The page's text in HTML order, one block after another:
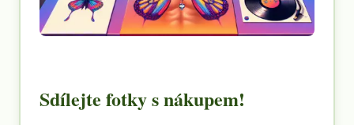
Sdílejte fotky s nákupem!